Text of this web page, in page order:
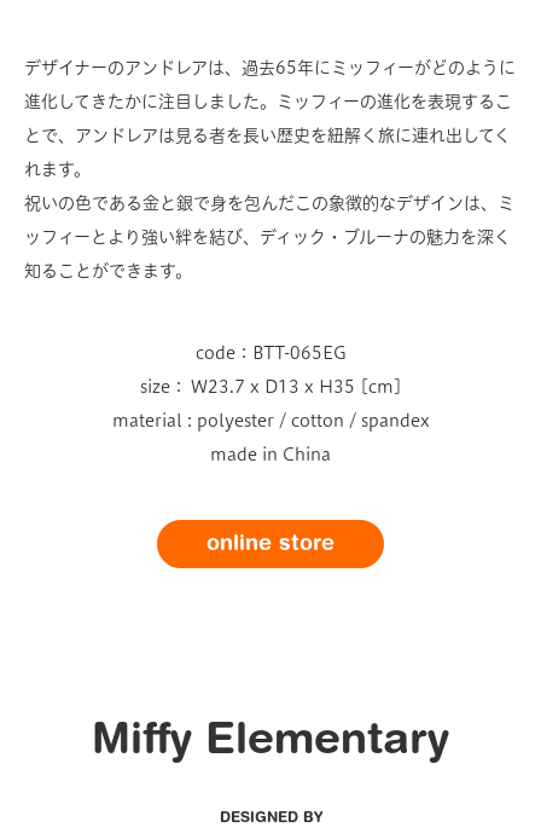
デザイナーのアンドレアは、過去65年にミッフィーがどのように
進化してきたかに注目しました。ミッフィーの進化を表現するこ
とで、アンドレアは見る者を長い歴史を紐解く旅に連れ出してく
れます。
祝いの色である金と銀で身を包んだこの象徴的なデザインは、ミ
ッフィーとより強い絆を結び、ディック・ブルーナの魅力を深く
知ることができます。
code：BTT-065EG
size： W23.7 x D13 x H35 [cm]
material : polyester / cotton / spandex
made in China
online store
Miffy Elementary
DESIGNED BY